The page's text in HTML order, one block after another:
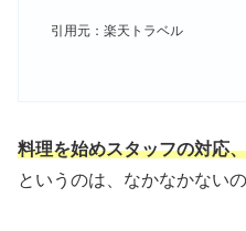
引用元：楽天トラベル
料理を始めスタッフの対応
というのは、なかなかない